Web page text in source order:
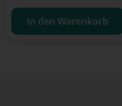
In den Warenkorb